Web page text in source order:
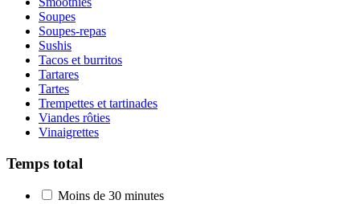
Soupes
Soupes-repas
Sushis
Tacos et burritos
Tartares
Tartes
Trempettes et tartinades
Viandes rôties
Vinaigrettes
Temps total
Moins de 30 minutes